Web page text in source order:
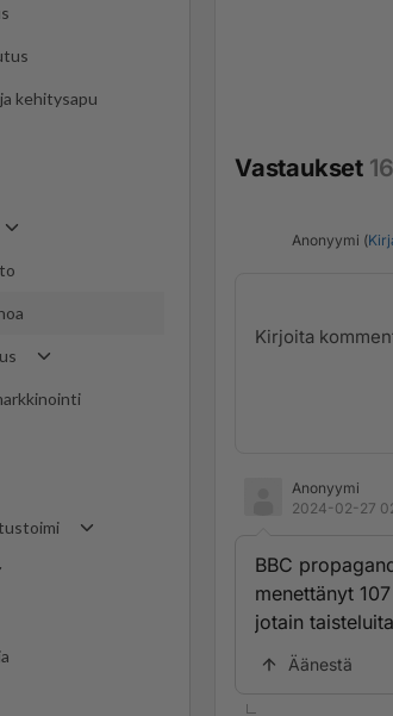
kehitysapu
Vastaukset 16
Anonyymi (
Anonyymi
2024-02-27
BBC
menettänyt
jotain
Äänestä